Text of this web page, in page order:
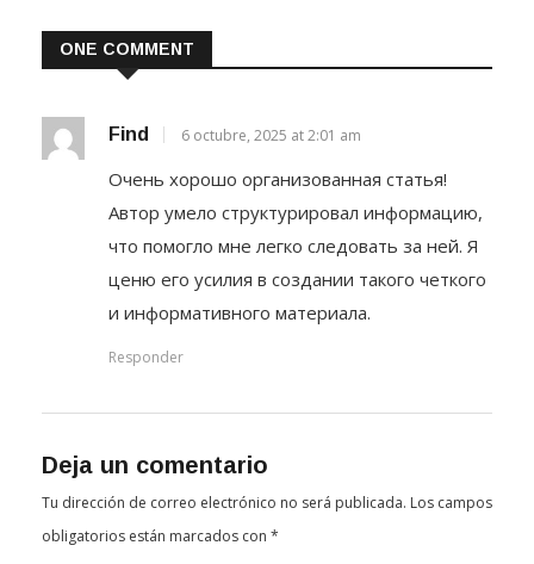
ONE COMMENT
Find 6 octubre, 2025 at 2:01 am
Очень хорошо организованная статья!
Автор умело структурировал информацию,
что помогло мне легко следовать за ней. Я
ценю его усилия в создании такого четкого
и информативного материала.
Responder
Deja un comentario
Tu dirección de correo electrónico no será publicada. Los campos
obligatorios están marcados con *